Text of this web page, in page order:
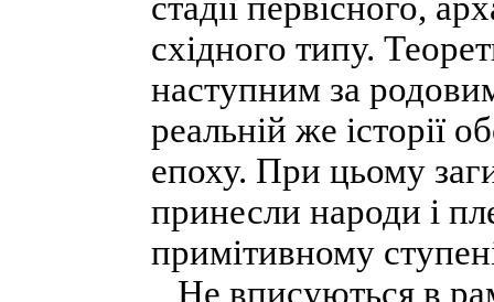
східного типу.
наступним за
реальній же історії
епоху. При цьому
принесли народи і
примітивному
Не вписуються в